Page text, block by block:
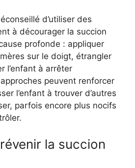
d’utiliser des
à décourager la succion
profonde : appliquer
sur le doigt, étrangler
l’enfant à arrêter
peuvent renforcer
l’enfant à trouver d’autres
parfois encore plus nocifs
la succion